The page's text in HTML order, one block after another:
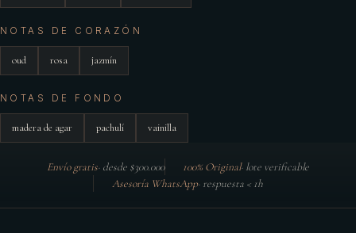
NOTAS DE CORAZÓN
oud rosa jazmín
NOTAS DE FONDO
madera de agar pachulí vainilla
Envío gratis· desde $300.000 100% Original· lote verificable
Asesoría WhatsApp· respuesta < 1h